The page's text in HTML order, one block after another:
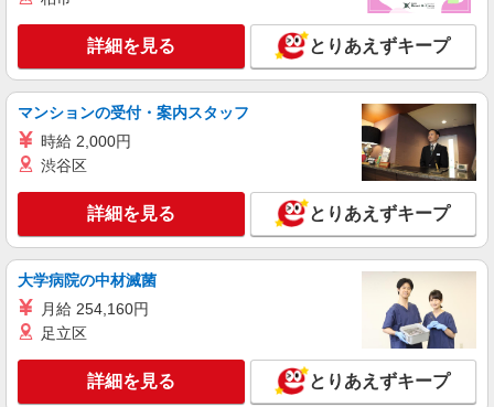
三河島ケアセンターそよ風：RO33075
調理スタッフ
【月給】240,000円〜260,000円 ▼下記別途支
給 通勤手当 年末年始手当：380円/時 寸志あり：
年2回（6月・12月） ※業績による 特別報酬：平
均26.7万円（最高額95.8万円） ※2025年6月支給
実績
キープ 詳細を見る
正社員
三河島ケアセンターそよ風：RO35070
格手当：0円〜15,000円 住宅手当：規定あり 地域
手当：0〜15,000円 精勤手当：8,000円 調整手当：
0〜150,000円 ※経験による ▼下記別途支給 通勤
東京都荒川区荒川5-3-3
詳細を見る とりあえずキープ
マンションの受付・案内スタッフ
時給 2,000円
渋谷区
詳細を見る とりあえずキープ
大学病院の中材滅菌
月給 254,160円
足立区
詳細を見る とりあえずキープ